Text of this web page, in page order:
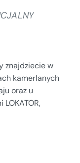
znajdziecie w
kamerlanych
oraz u